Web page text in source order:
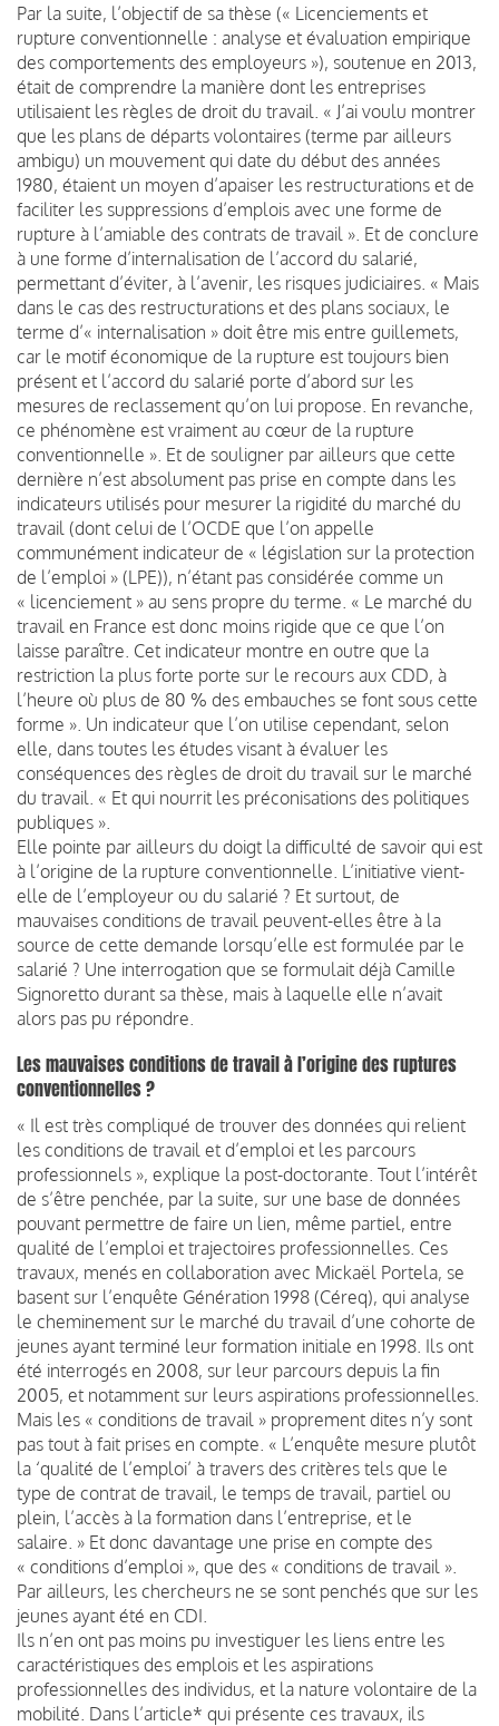
Par la suite, l’objectif de sa thèse (« Licenciements et
rupture conventionnelle : analyse et évaluation empirique
des comportements des employeurs »), soutenue en 2013,
était de comprendre la manière dont les entreprises
utilisaient les règles de droit du travail. « J’ai voulu montrer
que les plans de départs volontaires (terme par ailleurs
ambigu) un mouvement qui date du début des années
1980, étaient un moyen d’apaiser les restructurations et de
faciliter les suppressions d’emplois avec une forme de
rupture à l’amiable des contrats de travail ». Et de conclure
à une forme d’internalisation de l’accord du salarié,
permettant d’éviter, à l’avenir, les risques judiciaires. « Mais
dans le cas des restructurations et des plans sociaux, le
terme d’« internalisation » doit être mis entre guillemets,
car le motif économique de la rupture est toujours bien
présent et l’accord du salarié porte d’abord sur les
mesures de reclassement qu’on lui propose. En revanche,
ce phénomène est vraiment au cœur de la rupture
conventionnelle ». Et de souligner par ailleurs que cette
dernière n’est absolument pas prise en compte dans les
indicateurs utilisés pour mesurer la rigidité du marché du
travail (dont celui de l’OCDE que l’on appelle
communément indicateur de « législation sur la protection
de l’emploi » (LPE)), n’étant pas considérée comme un
« licenciement » au sens propre du terme. « Le marché du
travail en France est donc moins rigide que ce que l’on
laisse paraître. Cet indicateur montre en outre que la
restriction la plus forte porte sur le recours aux CDD, à
l’heure où plus de 80 % des embauches se font sous cette
forme ». Un indicateur que l’on utilise cependant, selon
elle, dans toutes les études visant à évaluer les
conséquences des règles de droit du travail sur le marché
du travail. « Et qui nourrit les préconisations des politiques
publiques ».
Elle pointe par ailleurs du doigt la difficulté de savoir qui est
à l’origine de la rupture conventionnelle. L’initiative vient-
elle de l’employeur ou du salarié ? Et surtout, de
mauvaises conditions de travail peuvent-elles être à la
source de cette demande lorsqu’elle est formulée par le
salarié ? Une interrogation que se formulait déjà Camille
Signoretto durant sa thèse, mais à laquelle elle n’avait
alors pas pu répondre.
Les mauvaises conditions de travail à l’origine des ruptures
conventionnelles ?
« Il est très compliqué de trouver des données qui relient
les conditions de travail et d’emploi et les parcours
professionnels », explique la post-doctorante. Tout l’intérêt
de s’être penchée, par la suite, sur une base de données
pouvant permettre de faire un lien, même partiel, entre
qualité de l’emploi et trajectoires professionnelles. Ces
travaux, menés en collaboration avec Mickaël Portela, se
basent sur l’enquête Génération 1998 (Céreq), qui analyse
le cheminement sur le marché du travail d’une cohorte de
jeunes ayant terminé leur formation initiale en 1998. Ils ont
été interrogés en 2008, sur leur parcours depuis la fin
2005, et notamment sur leurs aspirations professionnelles.
Mais les « conditions de travail » proprement dites n’y sont
pas tout à fait prises en compte. « L’enquête mesure plutôt
la ‘qualité de l’emploi’ à travers des critères tels que le
type de contrat de travail, le temps de travail, partiel ou
plein, l’accès à la formation dans l’entreprise, et le
salaire. » Et donc davantage une prise en compte des
« conditions d’emploi », que des « conditions de travail ».
Par ailleurs, les chercheurs ne se sont penchés que sur les
jeunes ayant été en CDI.
Ils n’en ont pas moins pu investiguer les liens entre les
caractéristiques des emplois et les aspirations
professionnelles des individus, et la nature volontaire de la
mobilité. Dans l’article* qui présente ces travaux, ils